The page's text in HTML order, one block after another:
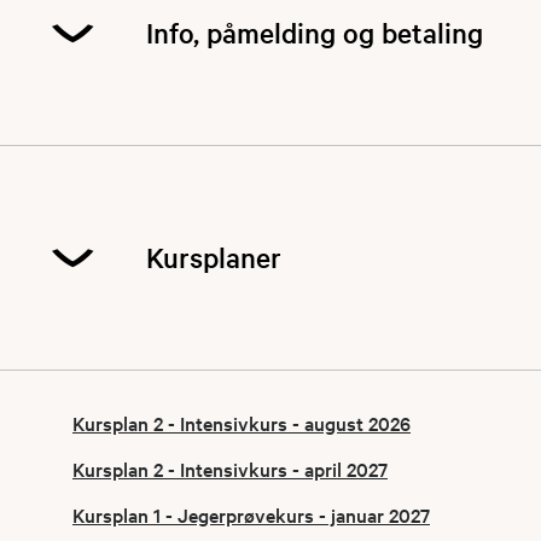
Kurs 1 er et ordinært kurs som går over flere
Info, påmelding og betaling
Kursplaner
Kursplan 2 - Intensivkurs - august 2026
Kursplan 2 - Intensivkurs - april 2027
Kursplan 1 - Jegerprøvekurs - januar 2027